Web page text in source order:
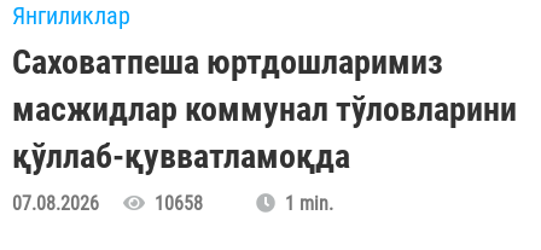
Янгиликлар
Саховатпеша юртдошларимиз
масжидлар коммунал тўловларини
қўллаб-қувватламоқда
07.08.2026 10658 1 min.